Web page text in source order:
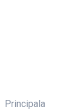
Principala